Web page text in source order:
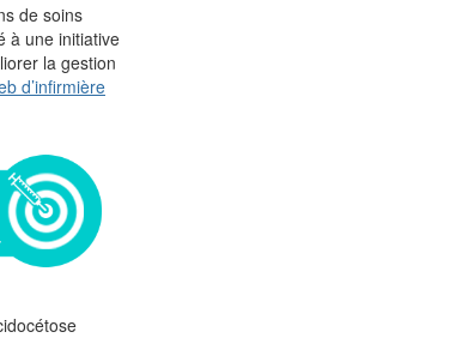
de soins
à une initiative
la gestion
d’infirmière